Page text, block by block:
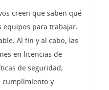
creen que saben qué
equipos para trabajar.
Al fin y al cabo, las
en licencias de
de seguridad,
cumplimiento y